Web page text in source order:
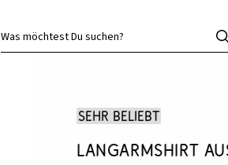
Was möchtest Du suchen?
Sehr beliebt
Langarmshirt